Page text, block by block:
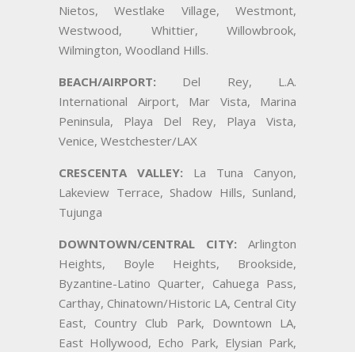
Nietos, Westlake Village, Westmont,
Westwood, Whittier, Willowbrook,
Wilmington, Woodland Hills.
BEACH/AIRPORT: Del Rey, L.A.
International Airport, Mar Vista, Marina
Peninsula, Playa Del Rey, Playa Vista,
Venice, Westchester/LAX
CRESCENTA VALLEY: La Tuna Canyon,
Lakeview Terrace, Shadow Hills, Sunland,
Tujunga
DOWNTOWN/CENTRAL CITY: Arlington
Heights, Boyle Heights, Brookside,
Byzantine-Latino Quarter, Cahuega Pass,
Carthay, Chinatown/Historic LA, Central City
East, Country Club Park, Downtown LA,
East Hollywood, Echo Park, Elysian Park,